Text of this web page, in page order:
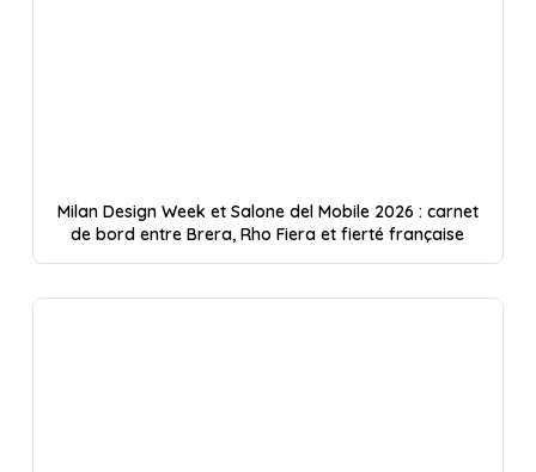
Milan Design Week et Salone del Mobile 2026 : carnet
de bord entre Brera, Rho Fiera et fierté française